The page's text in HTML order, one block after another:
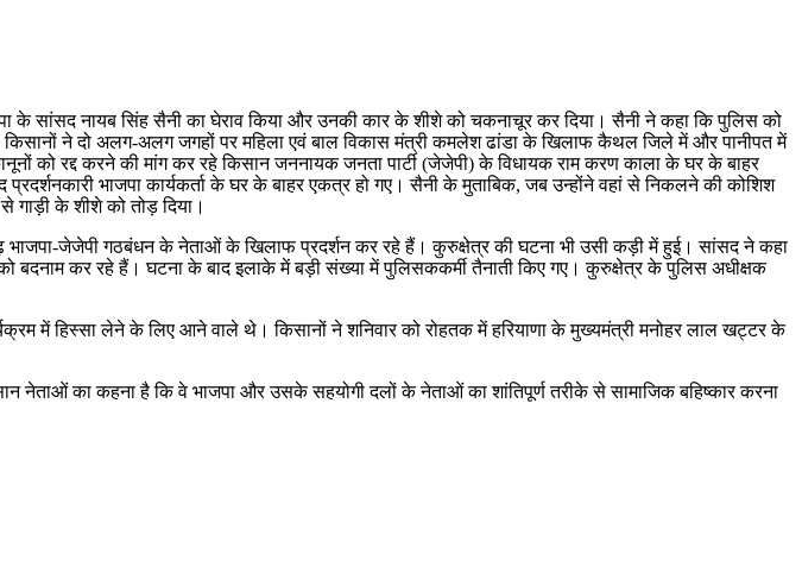
के सांसद नायब सिंह सैनी का घेराव किया और उनकी कार के शीशे को चकनाचूर कर दिया। सैनी ने कहा कि पुलिस को
ने दो अलग-अलग जगहों पर महिला एवं बाल विकास मंत्री कमलेश ढांडा के खिलाफ कैथल जिले में और पानीपत में
को रद्द करने की मांग कर रहे किसान जननायक जनता पार्टी (जेजेपी) के विधायक राम करण काला के घर के बाहर
भाजपा कार्यकर्ता के घर के बाहर एकत्र हो गए। सैनी के मुताबिक, जब उन्होंने वहां से निकलने की कोशिश
गाड़ी के शीशे को तोड़ दिया।
जेजेपी गठबंधन के नेताओं के खिलाफ प्रदर्शन कर रहे हैं। कुरुक्षेत्र की घटना भी उसी कड़ी में हुई। सांसद ने कहा
बदनाम कर रहे हैं। घटना के बाद इलाके में बड़ी संख्या में पुलिसककर्मी तैनाती किए गए। कुरुक्षेत्र के पुलिस अधीक्षक
में हिस्सा लेने के लिए आने वाले थे। किसानों ने शनिवार को रोहतक में हरियाणा के मुख्यमंत्री मनोहर लाल खट्टर के
नेताओं का कहना है कि वे भाजपा और उसके सहयोगी दलों के नेताओं का शांतिपूर्ण तरीके से सामाजिक बहिष्कार करना